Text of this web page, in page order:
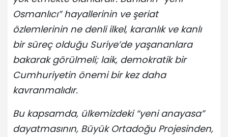
Osmanlıcı” hayallerinin ve şeriat
özlemlerinin ne denli ilkel, karanlık ve kanlı
bir süreç olduğu Suriye’de yaşananlara
bakarak görülmeli; laik, demokratik bir
Cumhuriyetin önemi bir kez daha
kavranmalıdır.
Bu kapsamda, ülkemizdeki “yeni anayasa”
dayatmasının, Büyük Ortadoğu Projesinden,